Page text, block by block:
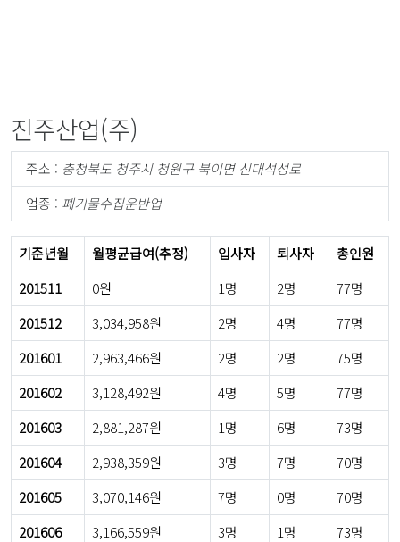
진주산업(주)
주소 : 충청북도 청주시 청원구 북이면 신대석성로
업종 : 폐기물수집운반업
기준년월 월평균급여(추정) 입사자 퇴사자
총인원
201511
0원 1명 2명
77명
201512
3,034,958원 2명 4명
77명
201601
2,963,466원 2명 2명
75명
201602
3,128,492원 4명 5명
77명
201603
2,881,287원 1명 6명
73명
201604
2,938,359원 3명 7명
70명
201605
3,070,146원 7명 0명
70명
201606
3,166,559원 3명 1명
73명